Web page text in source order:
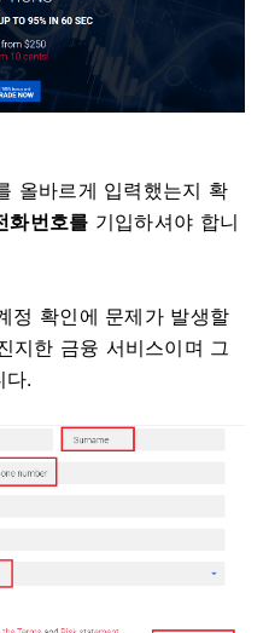
올바르게 입력했는지 확
화번호를 기입하셔야 합니
정 확인에 문제가 발생할
지한 금융 서비스이며 그
다.